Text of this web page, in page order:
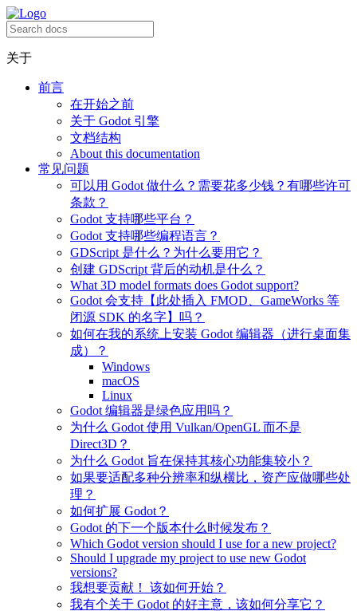
关于
前言
在开始之前
关于 Godot 引擎
文档结构
About this documentation
常见问题
可以用 Godot 做什么？需要花多少钱？有哪些许可
条款？
Godot 支持哪些平台？
Godot 支持哪些编程语言？
GDScript 是什么？为什么要用它？
创建 GDScript 背后的动机是什么？
What 3D model formats does Godot support?
Godot 会支持【此处插入 FMOD、GameWorks 等
闭源 SDK 的名字】吗？
如何在我的系统上安装 Godot 编辑器（进行桌面集
成）？
Windows
macOS
Linux
Godot 编辑器是绿色应用吗？
为什么 Godot 使用 Vulkan/OpenGL 而不是
Direct3D？
为什么 Godot 旨在保持其核心功能集较小？
如果要适配多种分辨率和纵横比，资产应做哪些处
理？
如何扩展 Godot？
Godot 的下一个版本什么时候发布？
Which Godot version should I use for a new project?
Should I upgrade my project to use new Godot
versions?
我想要贡献！ 该如何开始？
我有个关于 Godot 的好主意，该如何分享它？